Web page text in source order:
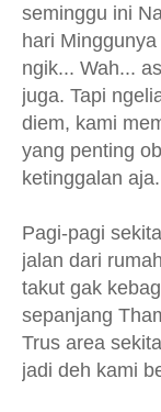
seminggu ini
hari
ngik... Wah...
juga. Tapi
diem, kami
yang penting
ketinggalan aja.
Pagi-pagi
jalan dari
takut gak
sepanjang
Trus area
jadi deh kami